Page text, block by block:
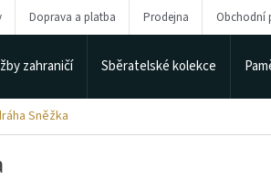
Doprava a platba Prodejna Obchodní
zahraničí Sběratelské kolekce
Sněžka